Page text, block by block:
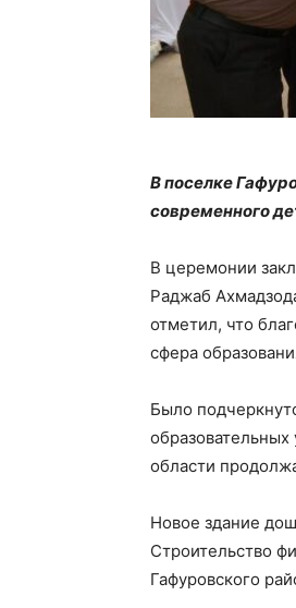
В поселке
современного
В церемонии
Раджаб
отметил, что
сфера
Было
области
Новое здание
Строительство
Гафуровского